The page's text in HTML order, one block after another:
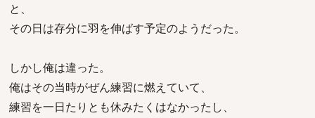
と、
その日は存分に羽を伸ばす予定のようだった。
しかし俺は違った。
俺はその当時がぜん練習に燃えていて、
練習を一日たりとも休みたくはなかったし、